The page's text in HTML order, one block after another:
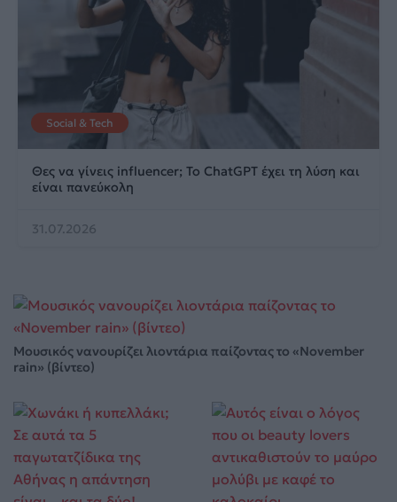
Social & Tech
Θες να γίνεις influencer; Το ChatGPT έχει τη λύση και
είναι πανεύκολη
31.07.2026
Μουσικός νανουρίζει λιοντάρια παίζοντας το «November
rain» (βίντεο)